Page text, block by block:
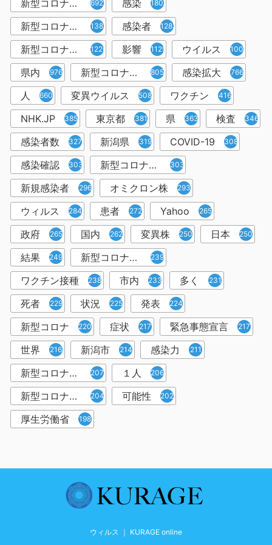
新型コロナウイルス 6921 感染 1809
新型コロナウィルス 1382 感染者 1283
新型コロナウイルス感染症 1226 影響 1129 ウイルス 1001
県内 976 新型コロナウイルス感染 805 感染拡大 766
人 660 変異ウイルス 508 ワクチン 416
NHK.JP 385 東京都 381 県 363 検査 346
感染者数 327 新潟県 319 COVID-19 308
感染確認 303 新型コロナウィルス感染症 303
新規感染者 296 オミクロン株 293
ウィルス 284 患者 272 Yahoo 265
政府 265 国内 262 変異株 250 日本 250
結果 249 新型コロナウイルスワクチン 239
ワクチン接種 238 市内 233 多く 231
死者 229 状況 225 発表 224
新型コロナ 220 症状 217 緊急事態宣言 217
世界 216 新潟市 214 感染力 211
新型コロナウイルス感染者 207 １人 206
新型コロナウイルス対策 204 可能性 202
厚生労働省 198
ウィルス ｜ KURAGE online